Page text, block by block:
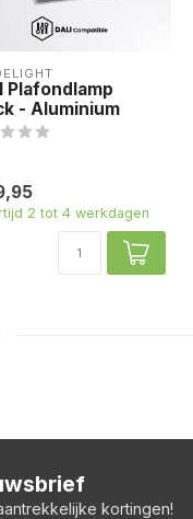
Plafondlamp
- Aluminium
2 tot 4 werkdagen
kortingen!